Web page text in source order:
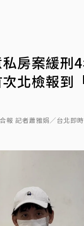
房案緩刑
北檢報到
報 記者蕭雅娟／台北即